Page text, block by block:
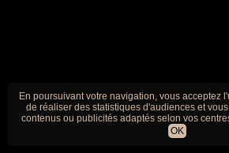
En poursuivant votre navigation, vous acceptez
de réaliser des statistiques d'audiences et
contenus ou publicités adaptés selon vos
OK